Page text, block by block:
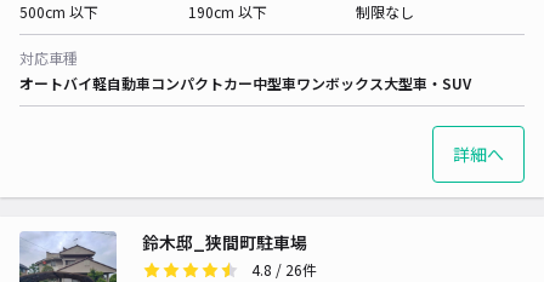
500cm 以下
190cm 以下
制限なし
対応車種
オートバイ軽自動車コンパクトカー中型車ワンボックス大型車・SUV
詳細へ
鈴木邸_狭間町駐車場
4.8 / 26件